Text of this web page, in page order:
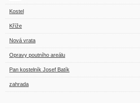
Kostel
Kříže
Nová vrata
Opravy poutního areálu
Pan kostelník Josef Batík
zahrada